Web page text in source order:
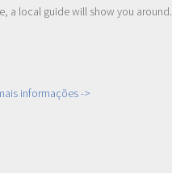
a local guide will show you
informações ->